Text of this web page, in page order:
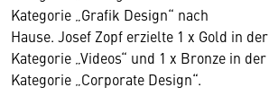
Kategorie „Grafik Design“ nach
Hause. Josef Zopf erzielte 1 x Gold in der
Kategorie „Videos“ und 1 x Bronze in der
Kategorie „Corporate Design“.